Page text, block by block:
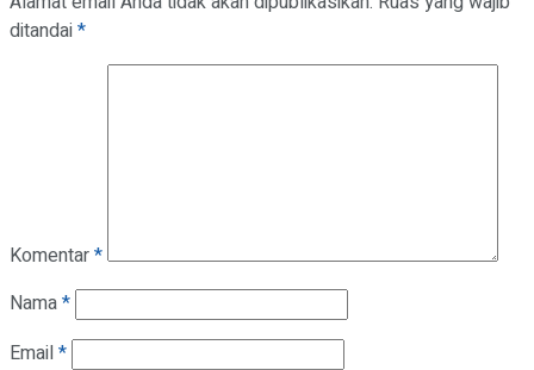
ditandai*
Komentar*
Nama*
Email*